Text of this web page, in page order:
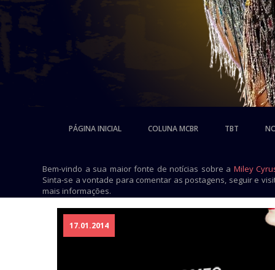
PÁGINA INICIAL COLUNA MCBR TBT
Bem-vindo a sua maior fonte de notícias sobre a Miley
Sinta-se a vontade para comentar as postagens, seguir e
mais informações.
17.01.2014